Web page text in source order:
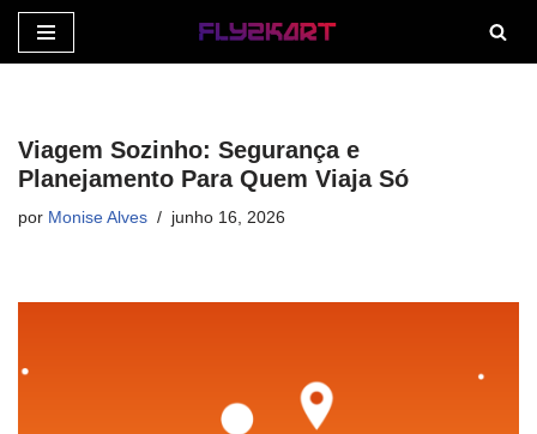
Pular
conteúdo
Viagem Sozinho: Segurança e
Planejamento Para Quem Viaja Só
por Monise Alves junho 16, 2026